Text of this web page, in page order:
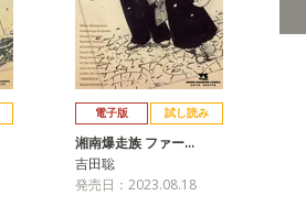
電子版 試し読み
湘南爆走族 ファー…
吉田聡
発売日：2023.08.18